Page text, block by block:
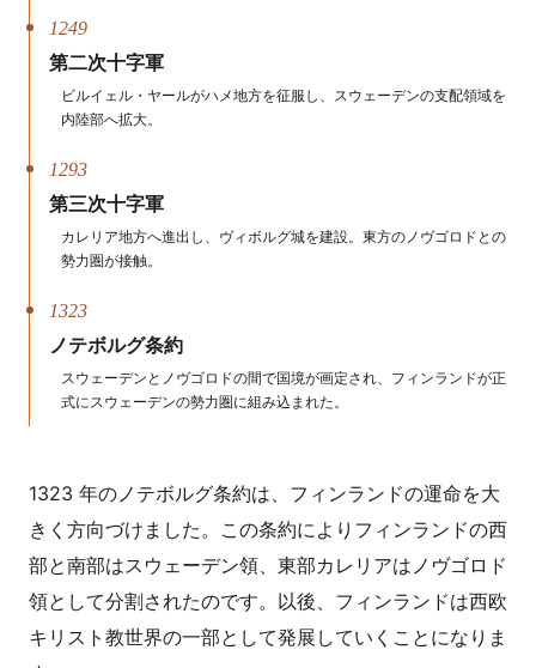
1249
第二次十字軍
ビルイェル・ヤールがハメ地方を征服し、スウェーデンの支配領域を
内陸部へ拡大。
1293
第三次十字軍
カレリア地方へ進出し、ヴィボルグ城を建設。東方のノヴゴロドとの
勢力圏が接触。
1323
ノテボルグ条約
スウェーデンとノヴゴロドの間で国境が画定され、フィンランドが正
式にスウェーデンの勢力圏に組み込まれた。
1323 年のノテボルグ条約は、フィンランドの運命を大
きく方向づけました。この条約によりフィンランドの西
部と南部はスウェーデン領、東部カレリアはノヴゴロド
領として分割されたのです。以後、フィンランドは西欧
キリスト教世界の一部として発展していくことになりま